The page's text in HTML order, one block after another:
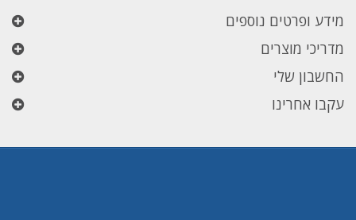
מידע ופרטים נוספים
מדריכי מוצרים
החשבון שלי
עקבו אחרינו